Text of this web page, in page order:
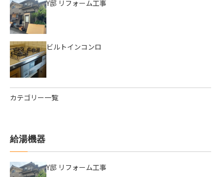
Y邸 リフォーム工事
ビルトインコンロ
カテゴリー一覧
給湯機器
Y邸 リフォーム工事